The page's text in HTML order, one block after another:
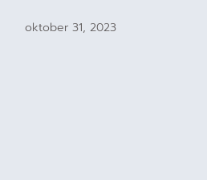
oktober 31, 2023